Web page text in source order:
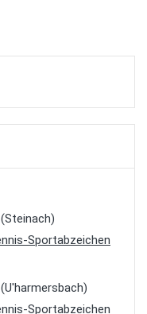
Sportabzeichen
Sportabzeichen